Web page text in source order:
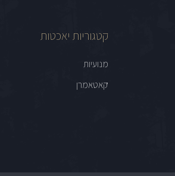
קטגוריות יאכטות
מנועיות
קאטאמרן